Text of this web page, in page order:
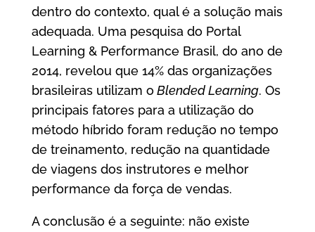
dentro do contexto, qual é a solução mais
adequada. Uma pesquisa do Portal
Learning & Performance Brasil, do ano de
2014, revelou que 14% das organizações
brasileiras utilizam oBlended Learning. Os
principais fatores para a utilização do
método híbrido foram redução no tempo
de treinamento, redução na quantidade
de viagens dos instrutores e melhor
performance da força de vendas.
A conclusão é a seguinte: não existe